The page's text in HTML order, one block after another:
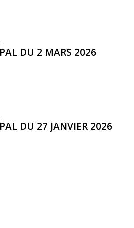
DU 2 MARS 2026
DU 27 JANVIER 2026